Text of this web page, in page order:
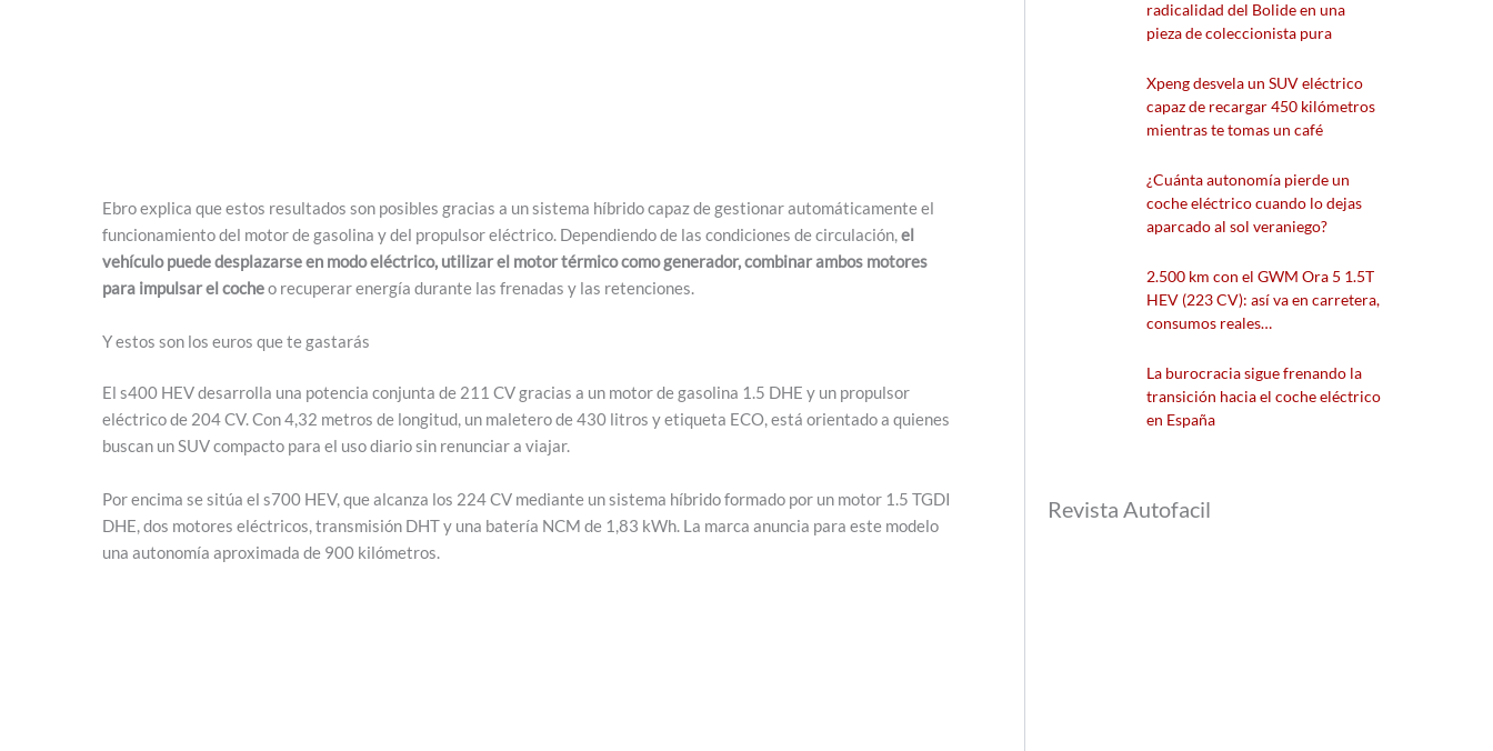
Ebro explica que estos resultados son posibles gracias a un sistema híbrido capaz de gestionar automáticamente el
funcionamiento del motor de gasolina y del propulsor eléctrico. Dependiendo de las condiciones de circulación,el
vehículo puede desplazarse en modo eléctrico, utilizar el motor térmico como generador, combinar ambos motores
para impulsar el cocheo recuperar energía durante las frenadas y las retenciones.
Y estos son los euros que te gastarás
El s400 HEV desarrolla una potencia conjunta de 211 CV gracias a un motor de gasolina 1.5 DHE y un propulsor
eléctrico de 204 CV. Con 4,32 metros de longitud, un maletero de 430 litros y etiqueta ECO, está orientado a quienes
buscan un SUV compacto para el uso diario sin renunciar a viajar.
Por encima se sitúa el s700 HEV, que alcanza los 224 CV mediante un sistema híbrido formado por un motor 1.5 TGDI
DHE, dos motores eléctricos, transmisión DHT y una batería NCM de 1,83 kWh. La marca anuncia para este modelo
una autonomía aproximada de 900 kilómetros.
radicalidad del Bolide en una
pieza de coleccionista pura
Xpeng desvela un SUV eléctrico
capaz de recargar 450 kilómetros
mientras te tomas un café
¿Cuánta autonomía pierde un
coche eléctrico cuando lo dejas
aparcado al sol veraniego?
2.500 km con el GWM Ora 5 1.5T
HEV (223 CV): así va en carretera,
consumos reales…
La burocracia sigue frenando la
transición hacia el coche eléctrico
en España
Revista Autofacil